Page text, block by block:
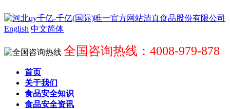
English 中文简体
全国咨询热线：4008-979-878
首页
关于我们
食品安全知识
食品安全资讯